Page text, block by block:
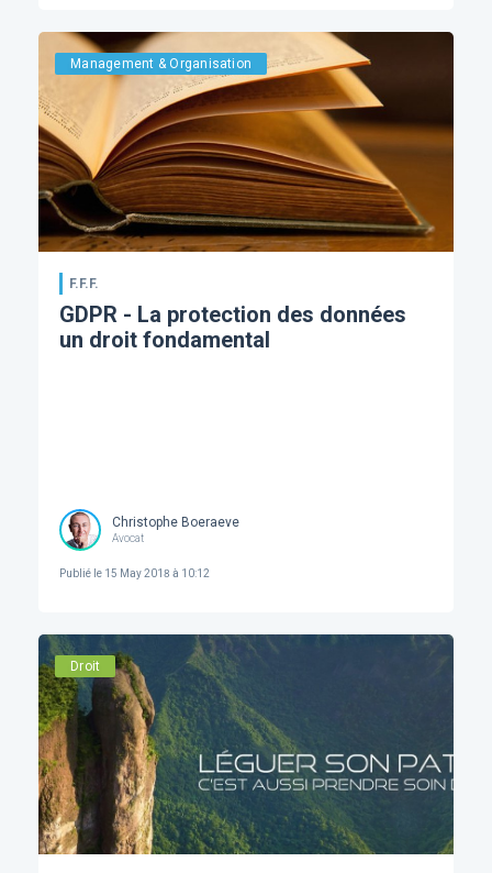
Management & Organisation
F.F.F.
GDPR - La protection des données
un droit fondamental
Christophe Boeraeve
Avocat
Publié le15 May 2018 à 10:12
Droit